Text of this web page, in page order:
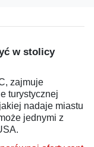
w stolicy
zajmuje
turystycznej
nadaje miastu
jednymi z